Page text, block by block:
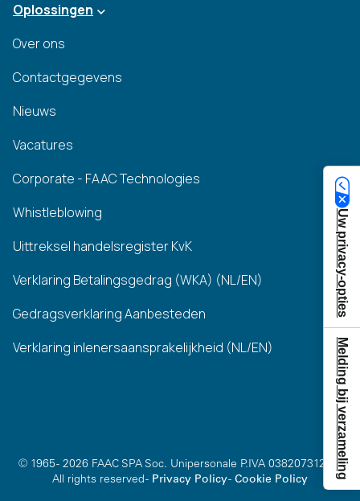
Oplossingen
Over ons
Contactgegevens
Nieuws
Vacatures
Corporate - FAAC Technologies
Whistleblowing
Uittreksel handelsregister KvK
Verklaring Betalingsgedrag (WKA) (NL/EN)
Gedragsverklaring Aanbesteden
Verklaring inlenersaansprakelijkheid (NL/EN)
© 1965 - 2026 FAAC SPA Soc. Unipersonale P.IVA 03820731200 -
All rights reserved - Privacy Policy- Cookie Policy
Uw privacy-opties
Melding bij verzameling